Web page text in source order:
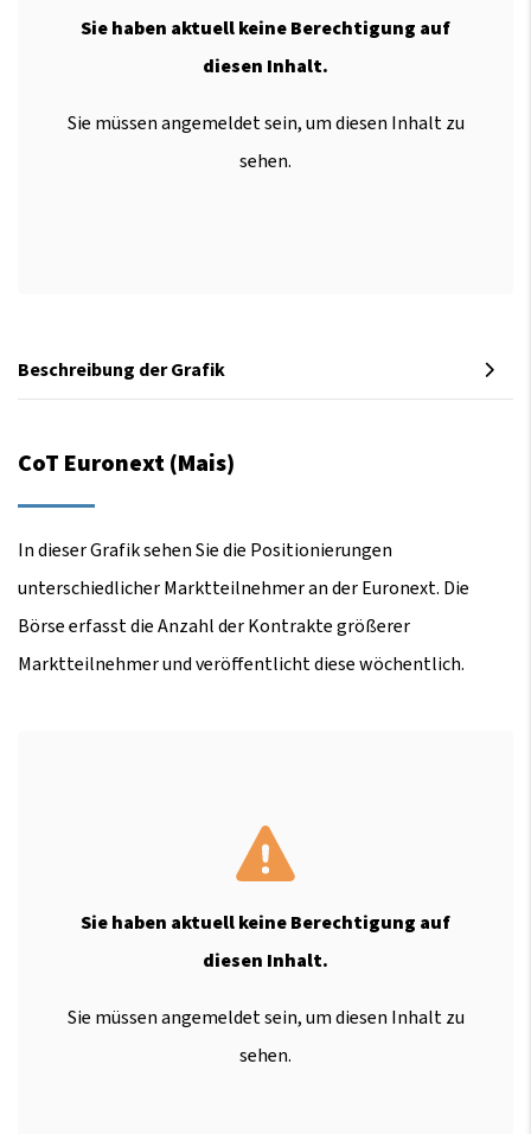
Sie haben aktuell keine Berechtigung auf
diesen Inhalt.
Sie müssen angemeldet sein, um diesen Inhalt zu
sehen.
Beschreibung der Grafik
CoT Euronext (Mais)
In dieser Grafik sehen Sie die Positionierungen
unterschiedlicher Marktteilnehmer an der Euronext. Die
Börse erfasst die Anzahl der Kontrakte größerer
Marktteilnehmer und veröffentlicht diese wöchentlich.
Sie haben aktuell keine Berechtigung auf
diesen Inhalt.
Sie müssen angemeldet sein, um diesen Inhalt zu
sehen.